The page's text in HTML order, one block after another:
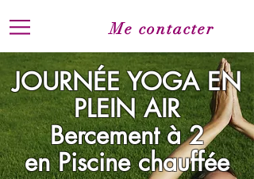
Me contacter
JOURNÉE YOGA EN
PLEIN AIR
Bercement à 2
enPiscine chauffée